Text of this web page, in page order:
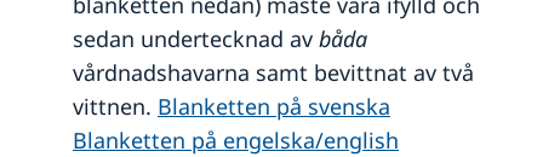
Provisoriskt pass
Gifta sig utomlands i Bangladesh
Legaliseringar
Reseinformation
Ambassadens reseinformation
Utvecklingssamarbete
sedan undertecknad av båda
vårdnadshavarna samt bevittnat av två
vittnen. Blanketten på svenska
Blanketten på engelska/english